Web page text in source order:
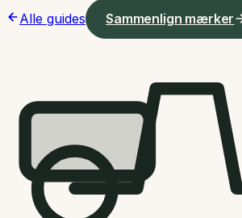
Alle guides
Sammenlign mærker